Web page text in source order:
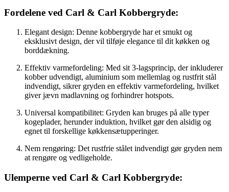
Fordelene ved Carl & Carl Kobbergryde:
Elegant design: Denne kobbergryde har et smukt og
eksklusivt design, der vil tilføje elegance til dit køkken og
borddækning.
Effektiv varmefordeling: Med sit 3-lagsprincip, der inkluderer
kobber udvendigt, aluminium som mellemlag og rustfrit stål
indvendigt, sikrer gryden en effektiv varmefordeling, hvilket
giver jævn madlavning og forhindrer hotspots.
Universal kompatibilitet: Gryden kan bruges på alle typer
kogeplader, herunder induktion, hvilket gør den alsidig og
egnet til forskellige køkkensætupperinger.
Nem rengøring: Det rustfrie stålet indvendigt gør gryden nem
at rengøre og vedligeholde.
Ulemperne ved Carl & Carl Kobbergryde: